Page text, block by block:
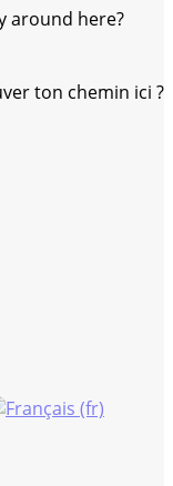
around here?
ton chemin ici ?